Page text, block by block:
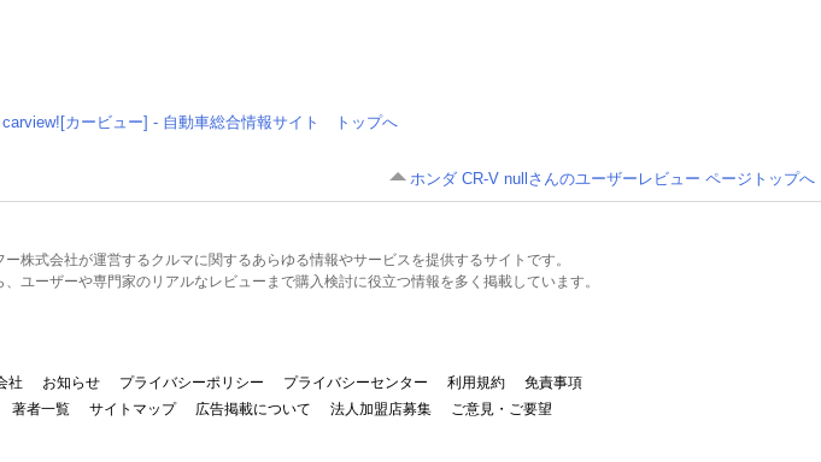
carview![カービュー] - 自動車総合情報サイト トップへ
ホンダ CR-V nullさんのユーザーレビュー ページトップへ
株式会社が運営するクルマに関するあらゆる情報やサービスを提供するサイトです。
ユーザーや専門家のリアルなレビューまで購入検討に役立つ情報を多く掲載しています。
社 お知らせ プライバシーポリシー プライバシーセンター 利用規約
免責事項
著者一覧 サイトマップ 広告掲載について 法人加盟店募集
ご意見・ご要望